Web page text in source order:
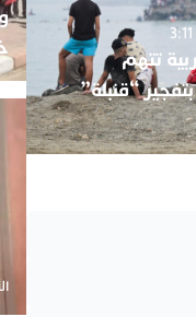
تتهم
“قنبلة”